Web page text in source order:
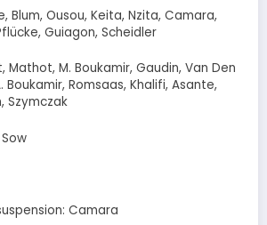
Blum, Ousou, Keita, Nzita, Camara,
Guiagon, Scheidler
Mathot, M. Boukamir, Gaudin, Van Den
Boukamir, Romsaas, Khalifi, Asante,
Szymczak
Camara